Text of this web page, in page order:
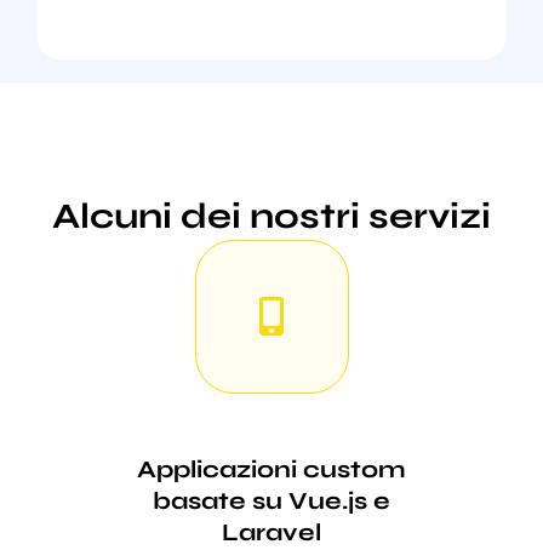
Alcuni dei nostri servizi
Applicazioni custom
basate su Vue.js e
Laravel